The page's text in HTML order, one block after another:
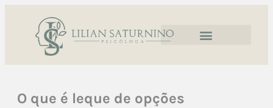
O que é leque de opções